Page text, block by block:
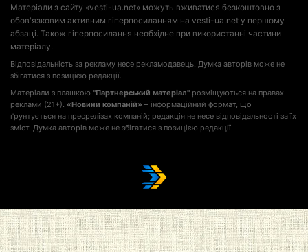
Матеріали з сайту «vesti-ua.net» можуть вживатися безкоштовно з
обов'язковим активним гіперпосиланням на vesti-ua.net у першому
абзаці. Також гіперпосилання необхідне при використанні частини
матеріалу.
Відповідальність за рекламу несе рекламодавець. Думка авторів може не
збігатися з позицією редакції.
Матеріали з плашкою "Партнерський матеріал" розміщуються на правах
реклами (21+). «Новини компаній» – інформаційний формат, що
ґрунтується на пресрелізах компаній; редакція не несе відповідальності за їх
зміст. Думка авторів може не збігатися з позицією редакції.